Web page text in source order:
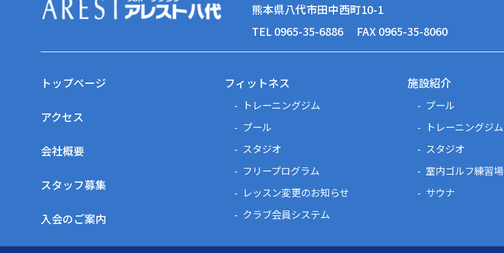
熊本県八代市田中西町10-1
TEL 0965-35-6886
FAX 0965-35-8060
トップページ フィットネス
トレーニングジム
プール
スタジオ
フリープログラム
レッスン変更のお知らせ
クラブ会員システム
施設紹介
プール
トレーニングジム
スタジオ
室内ゴルフ練習場
サウナ
アクセス
会社概要
入会のご案内
スタッフ募集